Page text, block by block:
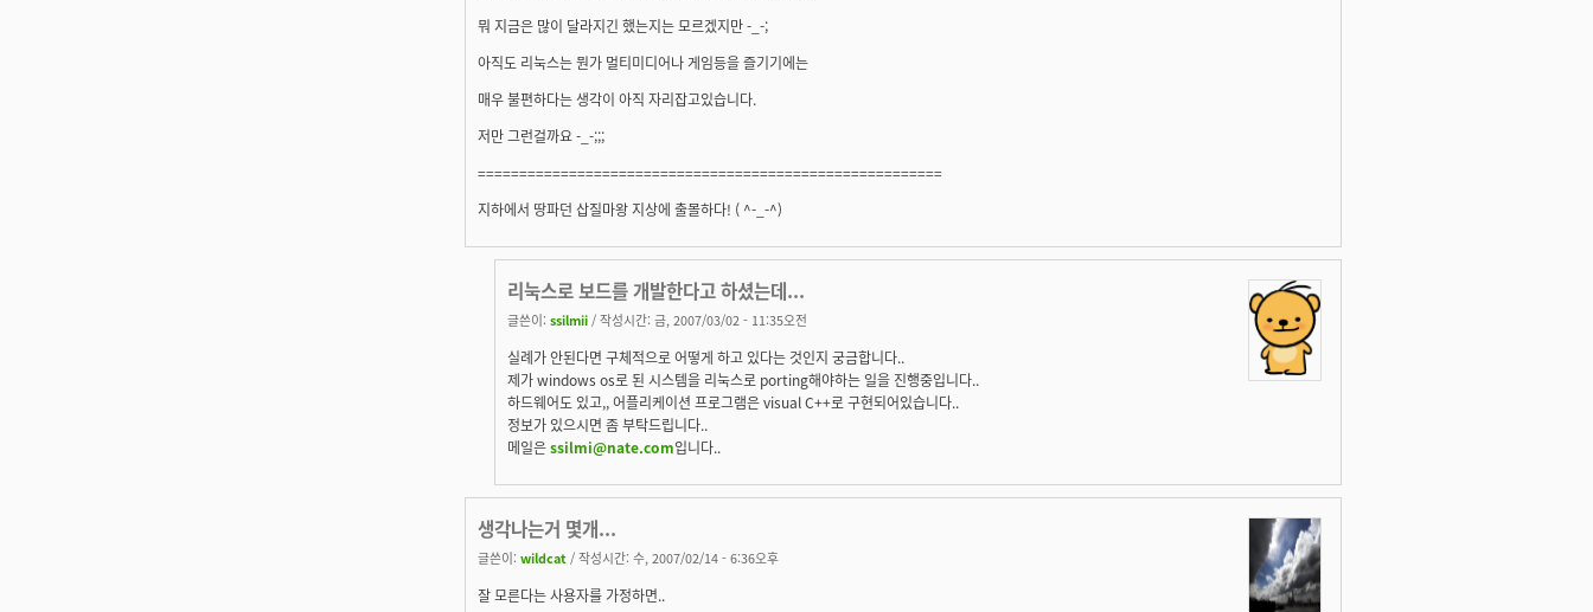
뭐 지금은 많이 달라지긴 했는지는 모르겠지만 -_-;
아직도 리눅스는 뭔가 멀티미디어나 게임등을 즐기기에는
매우 불편하다는 생각이 아직 자리잡고있습니다.
저만 그런걸까요 -_-;;;
========================================================
지하에서 땅파던 삽질마왕 지상에 출몰하다! ( ^-_-^)
리눅스로 보드를 개발한다고 하셨는데...
글쓴이: ssilmii / 작성시간: 금, 2007/03/02 - 11:35오전
실례가 안된다면 구체적으로 어떻게 하고 있다는 것인지 궁금합니다..
제가 windows os로 된 시스템을 리눅스로 porting해야하는 일을 진행중입니다..
하드웨어도 있고,, 어플리케이션 프로그램은 visual C++로 구현되어있습니다..
정보가 있으시면 좀 부탁드립니다..
메일은ssilmi@nate.com입니다..
생각나는거 몇개...
글쓴이: wildcat / 작성시간: 수, 2007/02/14 - 6:36오후
잘 모른다는 사용자를 가정하면..